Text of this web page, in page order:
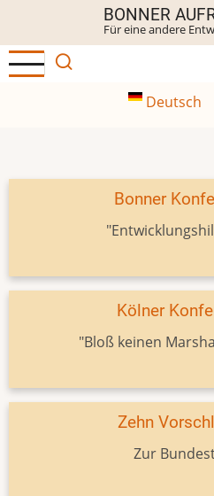
Inhalt
BONNER
Für eine andere
Deutsch
Bonner
Kölner
"Bloß keinen
Zehn
Zur